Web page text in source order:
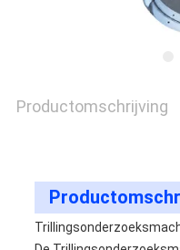
Productomschrijving